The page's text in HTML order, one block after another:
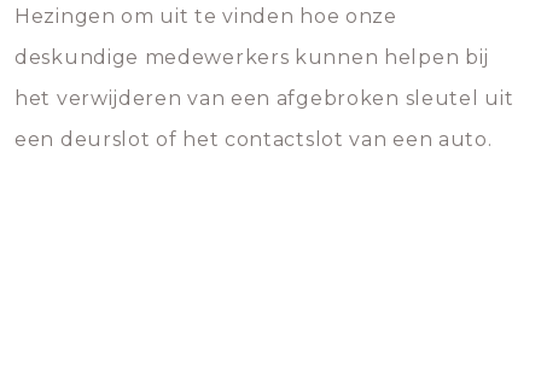
Hezingen om uit te vinden hoe onze
deskundige medewerkers kunnen helpen bij
het verwijderen van een afgebroken sleutel uit
een deurslot of het contactslot van een auto.